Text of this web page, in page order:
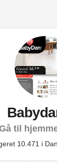
til
10.471 i